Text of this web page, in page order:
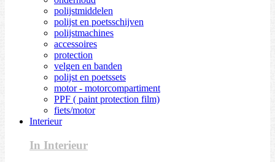
polijstmiddelen
polijst en poetsschijven
polijstmachines
accessoires
protection
velgen en banden
polijst en poetssets
motor - motorcompartiment
PPF ( paint protection film)
fiets/motor
Interieur
In Interieur